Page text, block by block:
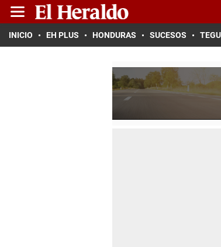
INICIO EH PLUS HONDURAS SUCESOS